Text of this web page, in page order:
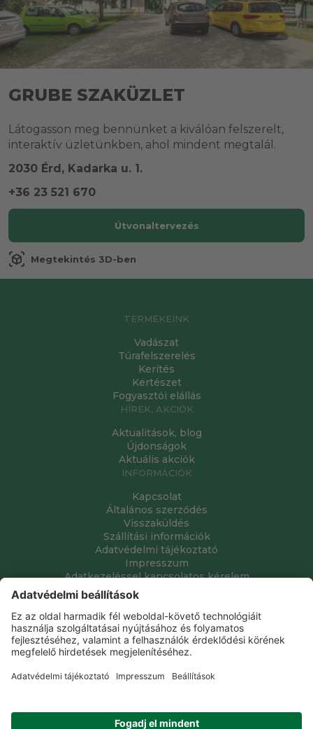
GRUBE SZAKÜZLET
Látogasson meg bennünket a kiválóan felszerelt,
interaktív üzletünkben, ahol mindent megtalál.
2030 Érd, Kadarka u. 1.
+36 23 521 670
Útvonaltervezés
view_in_ar Megtekintés 3D-ben
TERMÉKEINK
Vadászat
Túrafelszerelés
Kerítés
Kertészet
Fogyasztói elállás
HÍREK, AKCIÓK
Aktualitások, blog
Újdonságok
Aktuális akciók
INFORMÁCIÓK
Kapcsolat
Általános szerződés
Visszaküldés
Szállítási információk
Adatvédelmi tájékoztató
Impresszum
Adatkezeléssel kapcsolatos kérelem